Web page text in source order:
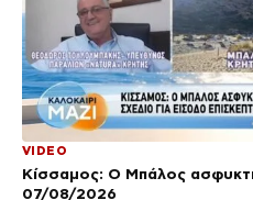
VIDEO
Κίσσαμος: Ο Μπάλος
07/08/2026